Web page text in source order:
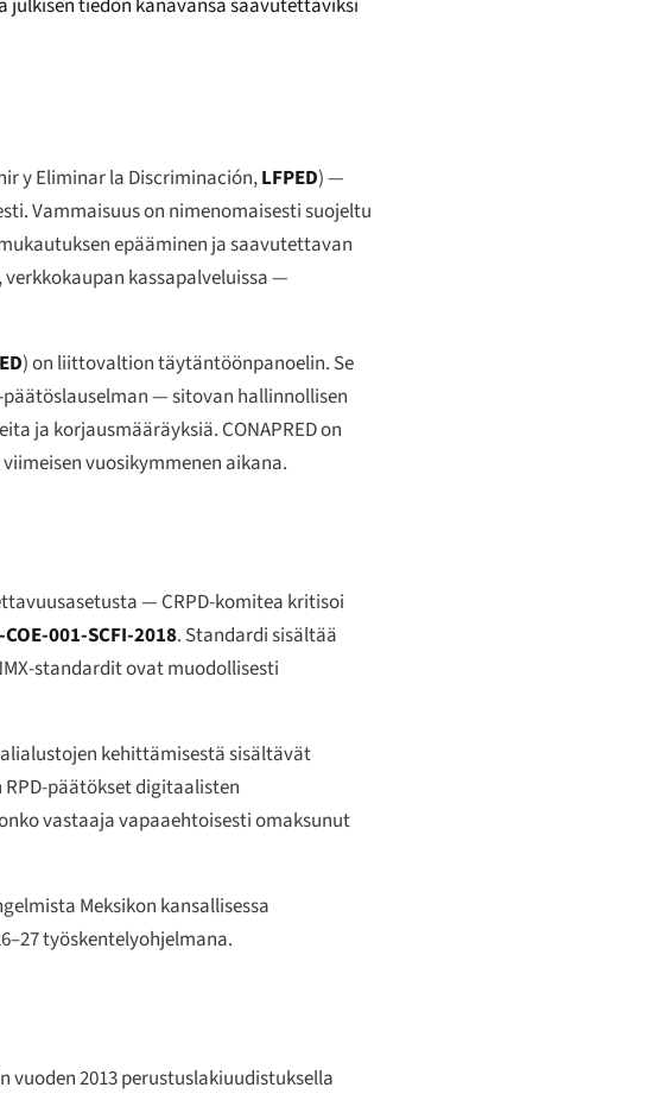
y Eliminar la Discriminación,LFPED) —
Vammaisuus on nimenomaisesti suojeltu
epääminen ja saavutettavan
kassapalveluissa —
) on liittovaltion täytäntöönpanoelin. Se
päätöslauselman — sitovan hallinnollisen
ja korjausmääräyksiä. CONAPRED on
vuosikymmenen aikana.
— CRPD-komitea kritisoi
COE-001-SCFI-2018. Standardi sisältää
standardit ovat muodollisesti
kehittämisestä sisältävät
RPD-päätökset digitaalisten
vastaaja vapaaehtoisesti omaksunut
Meksikon kansallisessa
työskentelyohjelmana.
vuoden 2013 perustuslakiuudistuksella